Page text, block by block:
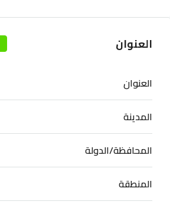
العنوان
العنوان
المدينة
المحافظة/الدولة
المنطقة